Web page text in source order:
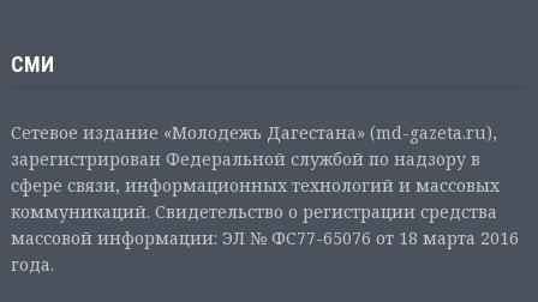
СМИ
Сетевое издание «Молодежь Дагестана» (md-gazeta.ru),
зарегистрирован Федеральной службой по надзору в
сфере связи, информационных технологий и массовых
коммуникаций. Свидетельство о регистрации средства
массовой информации: ЭЛ № ФС77-65076 от 18 марта 2016
года.